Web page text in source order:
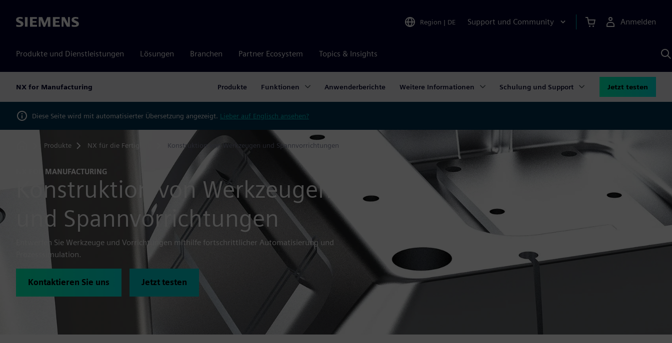
Siemens Region | DE Support und Community Anmelden
Produkte und Dienstleistungen Lösungen Branchen Partner Ecosystem Topics & Insights
KI
NX for Manufacturing Produkte Funktionen Anwenderberichte Weitere Informationen Schulung und Support Jetzt testen
Diese Seite wird mit automatisierter Übersetzung angezeigt. Lieber auf Englisch ansehen?
Produkte NX für die Fertigung Konstruktion von Werkzeugen und Spannvorrichtungen
NX FOR MANUFACTURING
Konstruktion von Werkzeugen
und Spannvorrichtungen
Entwerfen Sie Werkzeuge und Vorrichtungen mithilfe fortschrittlicher Automatisierung und
Prozesssimulation.
Kontaktieren Sie uns Jetzt testen